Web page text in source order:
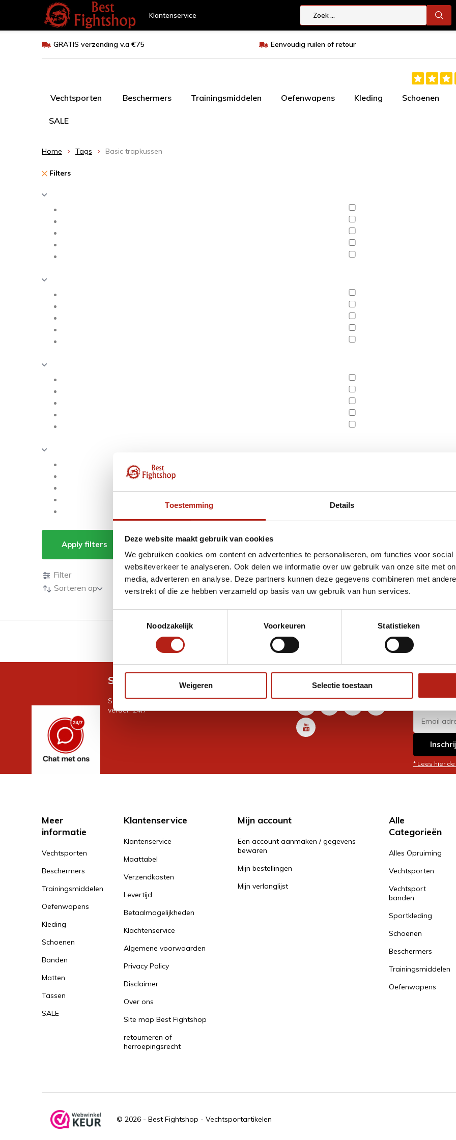
Toestemming Details
Deze website maakt gebruik van cookies
We gebruiken cookies om content en advertenties te personaliseren, om functies voor
websiteverkeer te analyseren. Ook delen we informatie over uw gebruik van onze site met
media, adverteren en analyse. Deze partners kunnen deze gegevens combineren met
verstrekt of die ze hebben verzameld op basis van uw gebruik van hun services.
Noodzakelijk
Voorkeuren Statistieken
Weigeren Selectie toestaan
Klantenservice
GRATIS verzending v.a €75 Eenvoudig ruilen of retour
Vechtsporten Beschermers Trainingsmiddelen Oefenwapens Kleding Schoenen
SALE
Home Tags Basic trapkussen
Filters
Apply filters Producten getagd met Basic trapkussen
Producten
Filter
Sorteren op
GRATIS verzending v.a €75 Eenvoudig ruilen of retour
Snel antwoord op je vraag?
Stel je vraag in de chat, en we helpen je graag
verder. 24/7
Volg ons
* Lees hier
Meer
informatie
Vechtsporten
Beschermers
Trainingsmiddelen
Oefenwapens
Kleding
Schoenen
Banden
Matten
Tassen
SALE
Klantenservice
Klantenservice
Maattabel
Verzendkosten
Levertijd
Betaalmogelijkheden
Klachtenservice
Algemene voorwaarden
Privacy Policy
Disclaimer
Over ons
Site map Best Fightshop
retourneren of
herroepingsrecht
Mijn account
Een account aanmaken / gegevens
bewaren
Mijn bestellingen
Mijn verlanglijst
Alle
Categorieën
Alles Opruiming
Vechtsporten
Vechtsport
banden
Sportkleding
Schoenen
Beschermers
Trainingsmiddelen
Oefenwapens
© 2026 - Best Fightshop - Vechtsportartikelen